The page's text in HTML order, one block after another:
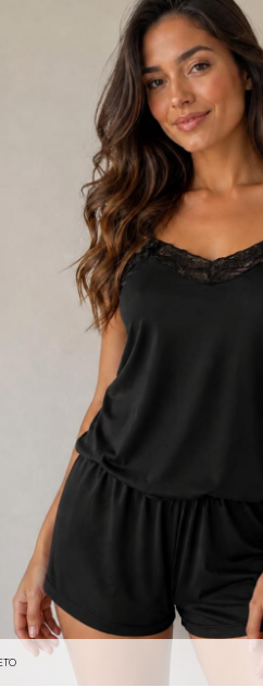
VESTIDOS